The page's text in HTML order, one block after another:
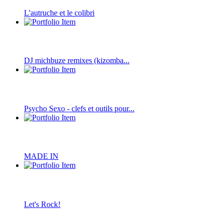
L'autruche et le colibri
DJ michbuze remixes (kizomba...
Psycho Sexo - clefs et outils pour...
MADE IN
Let's Rock!